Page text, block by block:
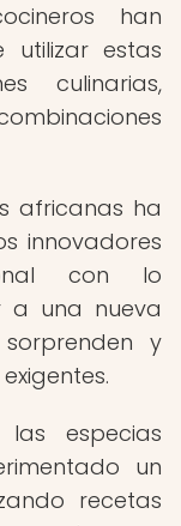
han
utilizar estas
culinarias,
africanas ha
innovadores
con lo
a una nueva
y
especias
un
recetas